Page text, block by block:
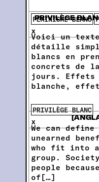
FÉMINISME BLANC
x
PRIVILÈGE
Voici un
détaille
blancs en
concrets de
jours. Effets
blanche,
PRIVILÈGE BLANC
x
We can
unearned
who fit into
group.
people
of[…]